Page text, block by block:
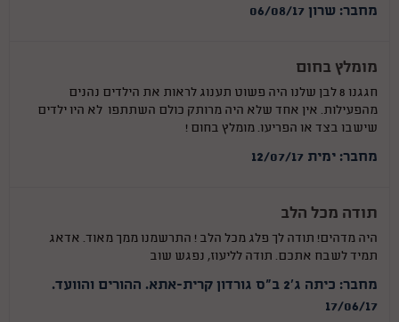
מחבר: שרון 06/08/17
מומלץ בחום
חגגנו 8 לבן שלנו היה פשוט תענוג לראות את הילדים נהנים
מהפעילות. אין אחד שלא היה מרותק כולם השתתפו לא היו ילדים
שישבו בצד או הפריעו. מומלץ בחום !
מחבר: ימית 12/07/17
תודה מכל הלב
היה מדהים! תודה לך פלג מכל הלב ! התרשמנו ממך מאוד. אדאג
תמיד לשבח אתכם. תודה לליעוז, נפגש שוב
מחבר: כיתה ג'2 ב"ס גורדון קרית-אתא. ההורים והוועד.
17/06/17